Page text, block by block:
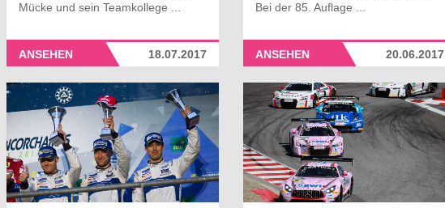
Mücke und sein Teamkollege ...
18.07.2017
ANSEHEN
Bei der 85. Auflage ...
20.06.2017
ANSEHEN